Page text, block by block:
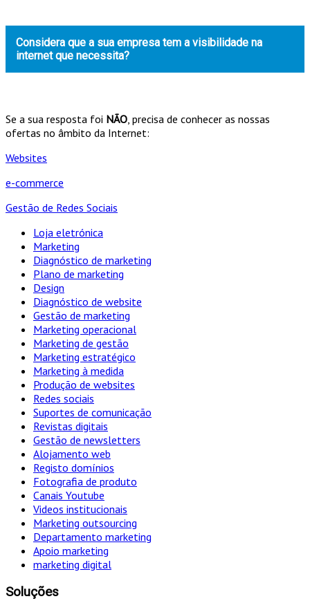
Considera que a sua empresa tem a visibilidade na
internet que necessita?
Se a sua resposta foi NÃO, precisa de conhecer as nossas
ofertas no âmbito da Internet:
Websites
e-commerce
Gestão de Redes Sociais
Loja eletrónica
Marketing
Diagnóstico de marketing
Plano de marketing
Design
Diagnóstico de website
Gestão de marketing
Marketing operacional
Marketing de gestão
Marketing estratégico
Marketing à medida
Produção de websites
Redes sociais
Suportes de comunicação
Revistas digitais
Gestão de newsletters
Alojamento web
Registo domínios
Fotografia de produto
Canais Youtube
Videos institucionais
Marketing outsourcing
Departamento marketing
Apoio marketing
marketing digital
Soluções